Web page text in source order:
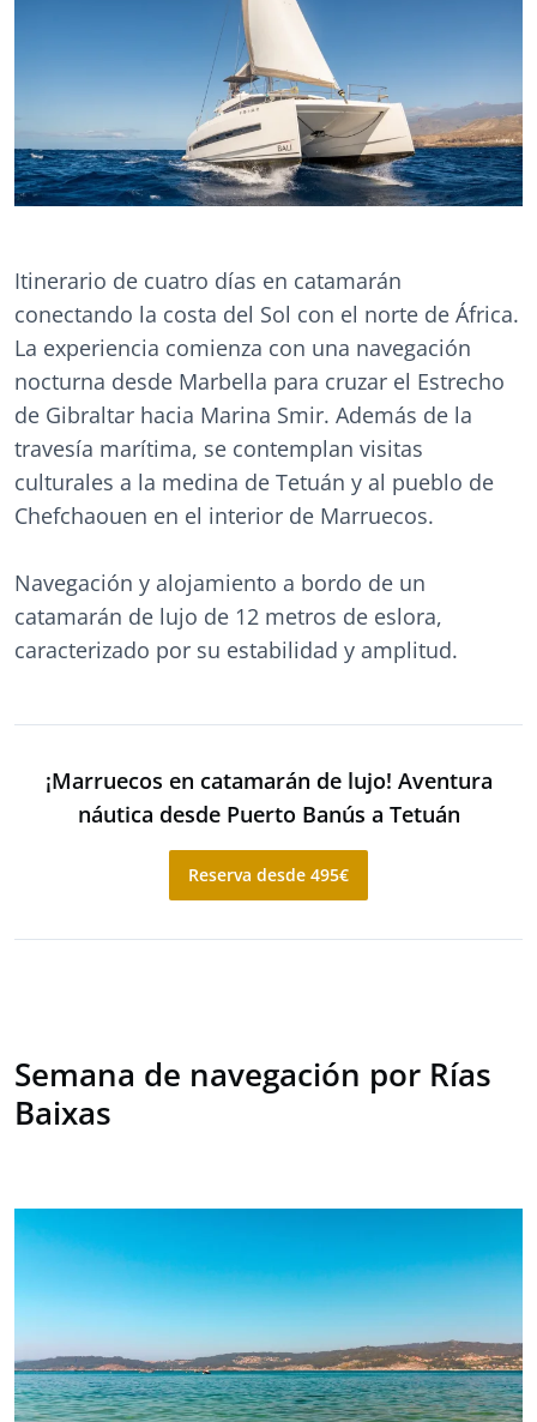
Itinerario de cuatro días en catamarán
conectando la costa del Sol con el norte de África.
La experiencia comienza con una navegación
nocturna desde Marbella para cruzar el Estrecho
de Gibraltar hacia Marina Smir. Además de la
travesía marítima, se contemplan visitas
culturales a la medina de Tetuán y al pueblo de
Chefchaouen en el interior de Marruecos.
Navegación y alojamiento a bordo de un
catamarán de lujo de 12 metros de eslora,
caracterizado por su estabilidad y amplitud.
¡Marruecos en catamarán de lujo! Aventura
náutica desde Puerto Banús a Tetuán
Reserva desde 495€
Semana de navegación por Rías
Baixas